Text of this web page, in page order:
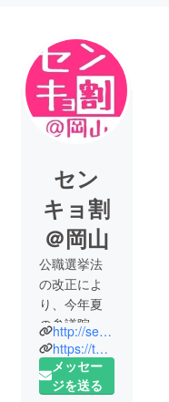
セン
キョ割
＠岡山
公職選挙法
の改正によ
り、今年夏
の参議院選
挙から18歳
以上の投票
が可能にな
http://senkyowari.okayama.co/
https://twitter.com/senkyowari
メッセー
ジを送る